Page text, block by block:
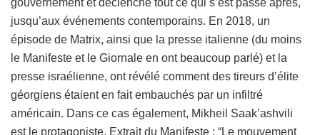
gouvernement et déclenché tout ce qui s’est passé après,
jusqu’aux événements contemporains. En 2018, un
épisode de Matrix, ainsi que la presse italienne (du moins
le Manifeste et le Giornale en ont beaucoup parlé) et la
presse israélienne, ont révélé comment des tireurs d’élite
géorgiens étaient en fait embauchés par un infiltré
américain. Dans ce cas également, Mikheil Saak’ashvili
est le protagoniste. Extrait du Manifeste : “Le mouvement